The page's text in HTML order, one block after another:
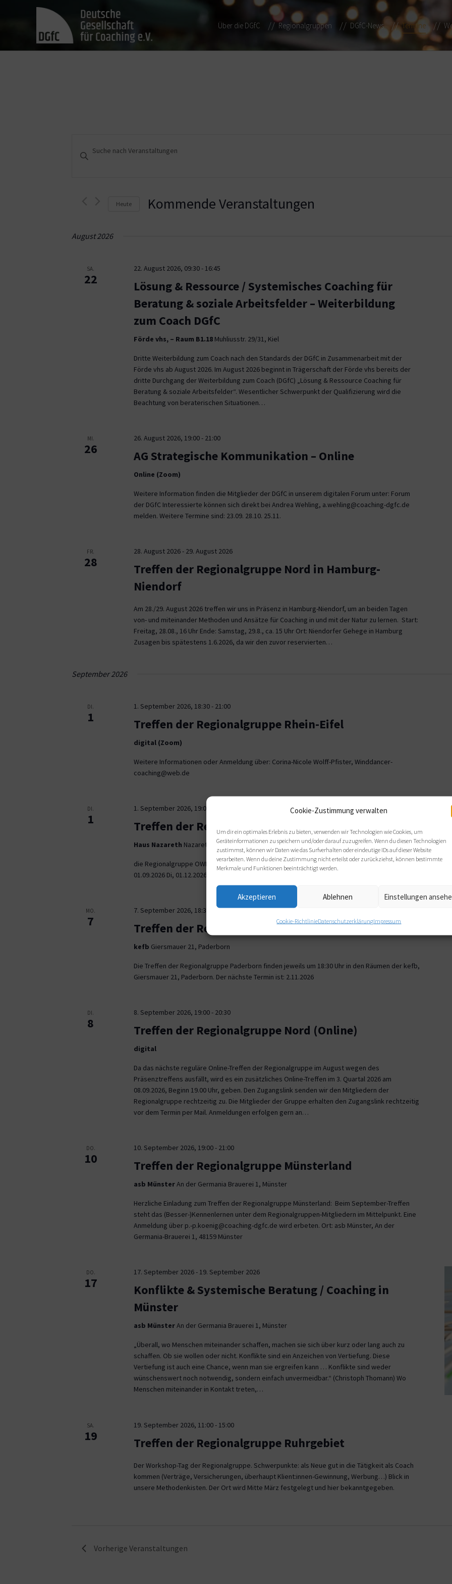
Cookie-Zustimmung verwalten
Um dir ein optimales Erlebnis zu bieten, verwenden wir Technologien wie Cookies, um
Geräteinformationen zu speichern und/oder darauf zuzugreifen. Wenn du diesen Technologien
zustimmst, können wir Daten wie das Surfverhalten oder eindeutige IDs auf dieser Website
verarbeiten. Wenn du deine Zustimmung nicht erteilst oder zurückziehst, können bestimmte
Merkmale und Funktionen beeinträchtigt werden.
Akzeptieren Ablehnen Einstellungen
Cookie-RichtlinieDatenschutzerklärungImpressum
Über die DGfC Regionalgruppen DGfC-News Termine
Veranstaltungen
Suche
Ansichten,
Navigation
Schlüsselwort
Heute Kommende Veranstaltungen
August 2026
SA.
22
22. August 2026, 09:30- 16:45
Lösung & Ressource / Systemisches Coaching für
Beratung & soziale Arbeitsfelder – Weiterbildung
zum Coach DGfC
Förde vhs, – Raum B1.18 Muhliusstr. 29/31, Kiel
Dritte Weiterbildung zum Coach nach den Standards der DGfC in Zusammenarbeit mit der
Förde vhs ab August 2026. Im August 2026 beginnt in Trägerschaft der Förde vhs bereits der
dritte Durchgang der Weiterbildung zum Coach (DGfC) „Lösung & Ressource Coaching für
Beratung & soziale Arbeitsfelder“. Wesentlicher Schwerpunkt der Qualifizierung wird die
Beachtung von beraterischen Situationen…
MI.
26
26. August 2026, 19:00- 21:00
AG Strategische Kommunikation – Online
Online (Zoom)
Weitere Information finden die Mitglieder der DGfC in unserem digitalen Forum unter: Forum
der DGfC Interessierte können sich direkt bei Andrea Wehling, a.wehling@coaching-dgfc.de
melden. Weitere Termine sind: 23.09. 28.10. 25.11.
FR.
28
28. August 2026- 29. August 2026
Treffen der Regionalgruppe Nord in Hamburg-
Niendorf
Am 28./29. August 2026 treffen wir uns in Präsenz in Hamburg-Niendorf, um an beiden Tagen
von- und miteinander Methoden und Ansätze für Coaching in und mit der Natur zu lernen. Start:
Freitag, 28.08., 16 Uhr Ende: Samstag, 29.8., ca. 15 Uhr Ort: Niendorfer Gehege in Hamburg
Zusagen bis spätestens 1.6.2026, da wir den zuvor reservierten…
September 2026
DI.
1
1. September 2026, 18:30- 21:00
Treffen der Regionalgruppe Rhein-Eifel
digital (Zoom)
Weitere Informationen oder Anmeldung über: Corina-Nicole Wolff-Pfister, Winddancer-
coaching@web.de
DI.
1
1. September 2026, 19:00
Treffen der Regionalgruppe OWL
Haus Nazareth Nazarethweg 5, Bielefeld
die Regionalgruppe OWL trifft sich wie gewohnt im Haus Nazareth an folgenden Terminen: Di,
01.09.2026 Di, 01.12.2026 jeweils von 19 bis 21 Uhr.
MO.
7
7. September 2026, 18:30 21:30
Treffen der Regionalgruppe Paderborn
kefb Giersmauer 21, Paderborn
Die Treffen der Regionalgruppe Paderborn finden jeweils um 18:30 Uhr in den Räumen der kefb,
Giersmauer 21, Paderborn. Der nächste Termin ist: 2.11.2026
DI.
8
8. September 2026, 19:00- 20:30
Treffen der Regionalgruppe Nord (Online)
digital
Da das nächste reguläre Online-Treffen der Regionalgruppe im August wegen des
Präsenztreffens ausfällt, wird es ein zusätzliches Online-Treffen im 3. Quartal 2026 am
08.09.2026, Beginn 19.00 Uhr, geben. Den Zugangslink senden wir den Mitgliedern der
Regionalgruppe rechtzeitig zu. Die Mitglieder der Gruppe erhalten den Zugangslink rechtzeitig
vor dem Termin per Mail. Anmeldungen erfolgen gern an…
DO.
10
10. September 2026, 19:00- 21:00
Treffen der Regionalgruppe Münsterland
asb MünsterAn der Germania Brauerei 1, Münster
Herzliche Einladung zum Treffen der Regionalgruppe Münsterland: Beim September-Treffen
steht das (Besser-)Kennenlernen unter dem Regionalgruppen-Mitgliedern im Mittelpunkt. Eine
Anmeldung über p.-p.koenig@coaching-dgfc.de wird erbeten. Ort: asb Münster, An der
Germania-Brauerei 1, 48159 Münster
DO.
17
17. September 2026- 19. September 2026
Konflikte & Systemische Beratung / Coaching in
Münster
asb MünsterAn der Germania Brauerei 1, Münster
„Überall, wo Menschen miteinander schaffen, machen sie sich über kurz oder lang auch zu
schaffen. Ob sie wollen oder nicht. Konflikte sind ein Anzeichen von Vertiefung. Diese
Vertiefung ist auch eine Chance, wenn man sie ergreifen kann … Konflikte sind weder
wünschenswert noch notwendig, sondern einfach unvermeidbar.“ (Christoph Thomann) Wo
Menschen miteinander in Kontakt treten,…
SA.
19
19. September 2026, 11:00- 15:00
Treffen der Regionalgruppe Ruhrgebiet
Der Workshop-Tag der Regionalgruppe. Schwerpunkte: als Neue gut in die Tätigkeit als Coach
kommen (Verträge, Versicherungen, überhaupt Klient:innen-Gewinnung, Werbung…) Blick in
unsere Methodenkisten. Der Ort wird Mitte März festgelegt und hier bekanntgegeben.
Vorherige Veranstaltungen